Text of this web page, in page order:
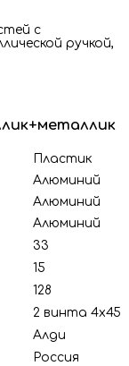
с
ручкой,
Пластик
Алюминий
Алюминий
Алюминий
33
15
128
2 винта 4х45
Алди